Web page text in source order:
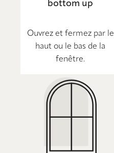
bottom up
Ouvrez et fermez par le
haut ou le bas de la
fenêtre.